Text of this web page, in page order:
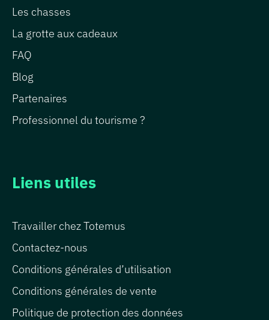
Les chasses
La grotte aux cadeaux
FAQ
Blog
Partenaires
Professionnel du tourisme ?
Liens utiles
Travailler chez Totemus
Contactez-nous
Conditions générales d’utilisation
Conditions générales de vente
Politique de protection des données